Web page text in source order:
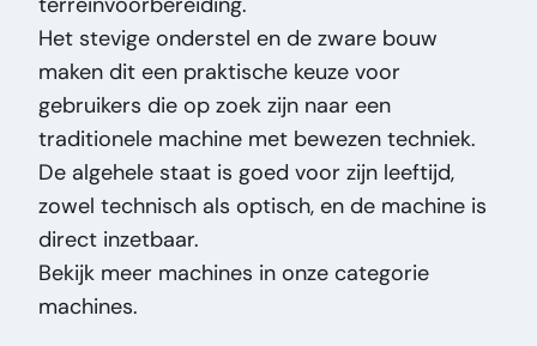
Graafmachine – Bouwjaar 1978 – Deutz Motor
– Robuuste Klassieker PM3043
Addition: Atlas AB1302D Graafmachine –
Bouwjaar 1978 – Deutz Motor – Robuuste
Klassieker
Type:AB1302D
Engine Type:AB1302D
Engine Power kW:
Engine Power HP:95
VIN:132M19015
Het stevige onderstel en de zware bouw
maken dit een praktische keuze voor
gebruikers die op zoek zijn naar een
traditionele machine met bewezen techniek.
De algehele staat is goed voor zijn leeftijd,
zowel technisch als optisch, en de machine is
direct inzetbaar.
Bekijk meer machines in onze categorie
machines.